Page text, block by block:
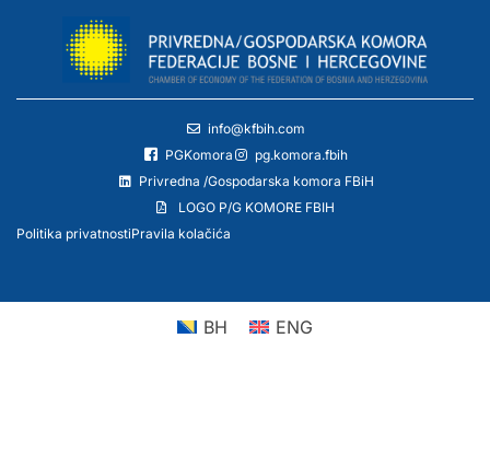
info@kfbih.com
PGKomora
pg.komora.fbih
Privredna /Gospodarska komora FBiH
LOGO P/G KOMORE FBIH
Politika privatnostiPravila kolačića
BH ENG